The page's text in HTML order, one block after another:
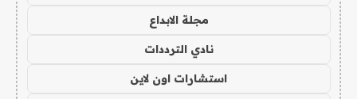
مجلة الابداع
نادي الترددات
استشارات اون لاين